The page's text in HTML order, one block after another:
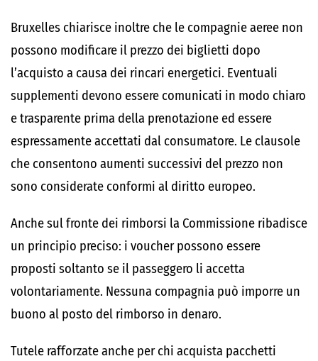
Bruxelles chiarisce inoltre che le compagnie aeree non
possono modificare il prezzo dei biglietti dopo
l’acquisto a causa dei rincari energetici. Eventuali
supplementi devono essere comunicati in modo chiaro
e trasparente prima della prenotazione ed essere
espressamente accettati dal consumatore. Le clausole
che consentono aumenti successivi del prezzo non
sono considerate conformi al diritto europeo.
Anche sul fronte dei rimborsi la Commissione ribadisce
un principio preciso: i voucher possono essere
proposti soltanto se il passeggero li accetta
volontariamente. Nessuna compagnia può imporre un
buono al posto del rimborso in denaro.
Tutele rafforzate anche per chi acquista pacchetti